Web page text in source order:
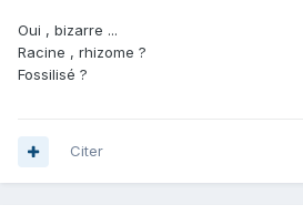
Oui , bizarre ...
Racine , rhizome ?
Fossilisé ?
Citer